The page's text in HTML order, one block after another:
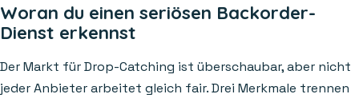
Woran du einen seriösen Backorder-
Dienst erkennst
Der Markt für Drop-Catching ist überschaubar, aber nicht
jeder Anbieter arbeitet gleich fair. Drei Merkmale trennen